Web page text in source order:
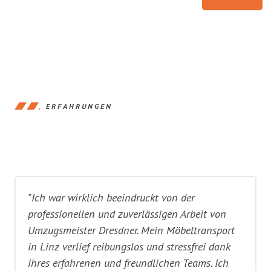
ERFAHRUNGEN
"Ich war wirklich beeindruckt von der
professionellen und zuverlässigen Arbeit von
Umzugsmeister Dresdner. Mein Möbeltransport
in Linz verlief reibungslos und stressfrei dank
ihres erfahrenen und freundlichen Teams. Ich